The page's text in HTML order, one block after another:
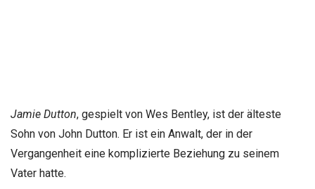
Jamie Dutton, gespielt von Wes Bentley, ist der älteste
Sohn von John Dutton. Er ist ein Anwalt, der in der
Vergangenheit eine komplizierte Beziehung zu seinem
Vater hatte.